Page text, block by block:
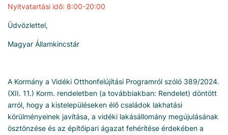
Nyitvatartási idő: 8:00-20:00
Üdvözlettel,
Magyar Államkincstár
A Kormány a Vidéki Otthonfelújítási Programról szóló 389/2024.
(XII. 11.) Korm. rendeletben (a továbbiakban: Rendelet) döntött
arról, hogy a kistelepüléseken élő családok lakhatási
körülményeinek javítása, a vidéki lakásállomány megújulásának
ösztönzése és az építőipari ágazat fehérítése érdekében a